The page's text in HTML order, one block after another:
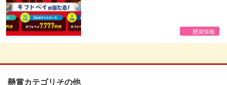
懸賞情報
懸賞カテゴリその他